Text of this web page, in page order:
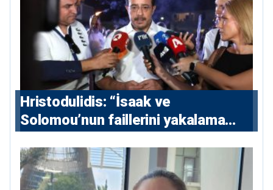
Hristodulidis: “İsaak ve
Solomou’nun faillerini yakalama
ve 5 uluslararası tutuklama emri
çıkarıldı”